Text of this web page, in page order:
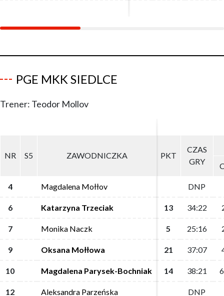
PGE MKK SIEDLCE
Trener: Teodor Mollov
NR S5 ZAWODNICZKA PKT
CZAS
GRY
4 Magdalena Mołłov DNP
6 Katarzyna Trzeciak 13 34:22
7 Monika Naczk 5 25:16
9 Oksana Mołłowa 21 37:07
10 Magdalena Parysek-Bochniak 14 38:21
12 Aleksandra Parzeńska DNP
NR S5 ZAWODNICZKA PKT
CZAS
GRY
4 Magdalena Mołłov DNP
6 Katarzyna Trzeciak 13 34:22
7 Monika Naczk 5 25:16
9 Oksana Mołłowa 21 37:07
10 Magdalena Parysek-Bochniak 14 38:21
12 Aleksandra Parzeńska DNP